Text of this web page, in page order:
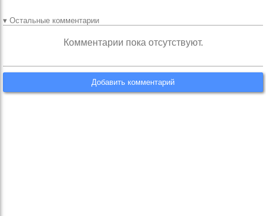
▾ Остальные комментарии
Комментарии пока отсутствуют.
Добавить комментарий